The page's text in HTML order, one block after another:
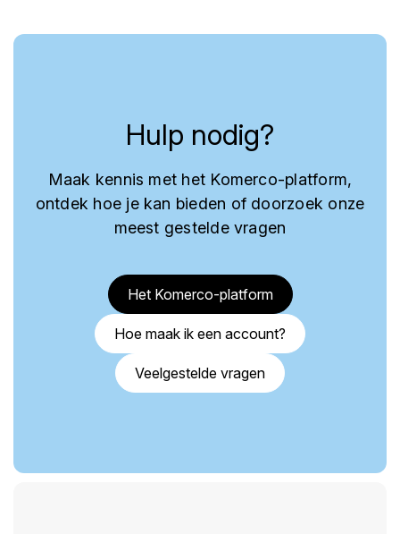
Hulp nodig?
Maak kennis met het Komerco-platform,
ontdek hoe je kan bieden of doorzoek onze
meest gestelde vragen
Het Komerco-platform
Hoe maak ik een account?
Veelgestelde vragen